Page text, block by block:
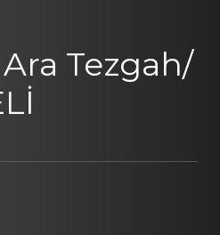
Ara Tezgah/